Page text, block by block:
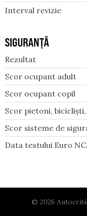
Interval revizie
SIGURANȚĂ
Rezultat
Scor ocupant adult
Scor ocupant copil
Scor pietoni,
Scor sisteme de
Data testului Euro
© 2026